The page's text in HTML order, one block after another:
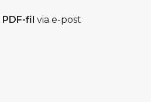
PDF-fil via e-post